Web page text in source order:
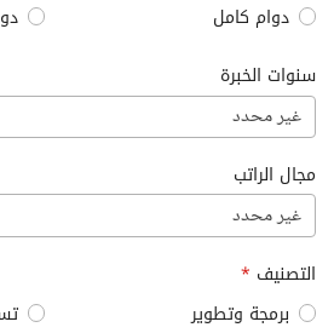
دوام كامل
سنوات الخبرة
غير محدد
مجال الراتب
غير محدد
التصنيف *
برمجة وتطوير